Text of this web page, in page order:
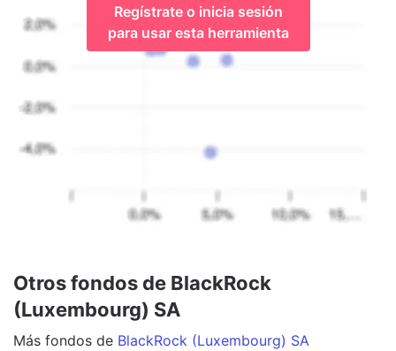
Regístrate o inicia sesión
para usar esta herramienta
Otros fondos de BlackRock
(Luxembourg) SA
Más fondos de BlackRock (Luxembourg) SA